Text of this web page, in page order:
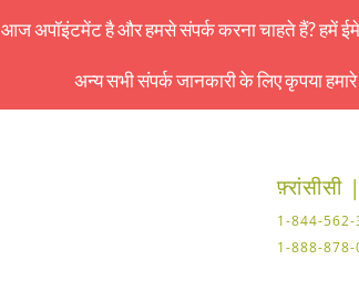
आज अपॉइंटमेंट है और हमसे संपर्क करना चाहते हैं? हमें
अन्य सभी संपर्क जानकारी के लिए कृपया
फ़्रांसीसी
1-844-562-
1-888-878-